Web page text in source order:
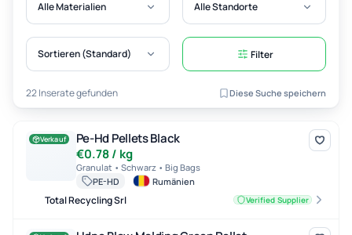
Alle Materialien Alle Standorte
Sortieren (Standard) Filter
22 Inserate gefunden Diese Suche speichern
Pe-Hd Pellets Black
Verkauf
Pe-Hd Pellets Black
€0.78 / kg
Granulat • Schwarz • Big Bags
PE-HD
Rumänien
Total Recycling Srl Verified Supplier